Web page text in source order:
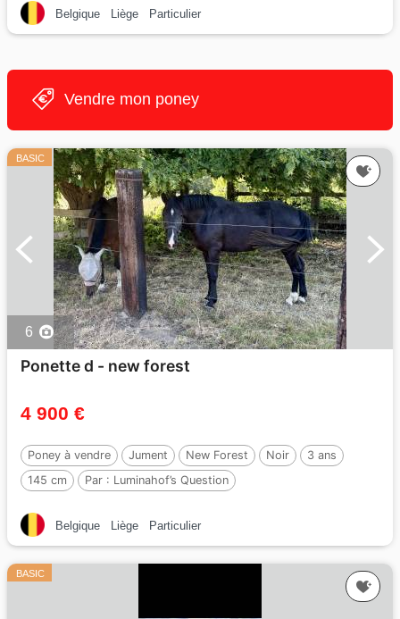
Belgique Liège Particulier
Vendre mon poney
BASIC
6
Ponette d - new forest
4 900 €
Poney à vendre Jument New Forest Noir
3 ans
145 cm
Par : Luminahof’s Question
Belgique Liège Particulier
BASIC